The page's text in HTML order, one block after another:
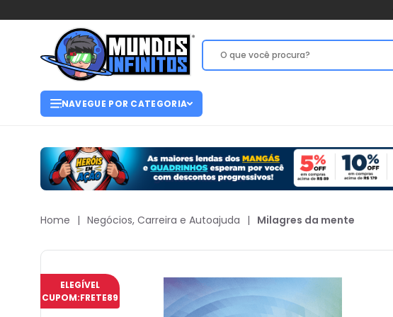
NAVEGUE POR CATEGORIA
Home | Negócios, Carreira e Autoajuda | Milagres da mente
ELEGÍVEL
CUPOM:FRETE89